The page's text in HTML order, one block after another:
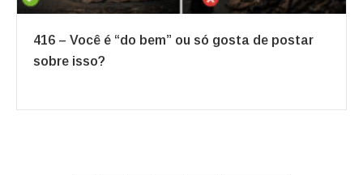
416 – Você é “do bem” ou só gosta de postar
sobre isso?